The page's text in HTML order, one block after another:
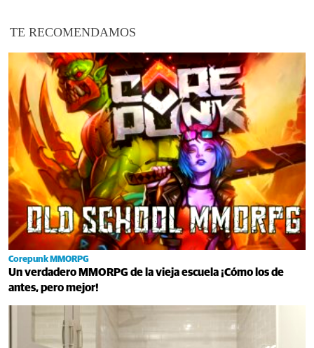
TE RECOMENDAMOS
Corepunk MMORPG
Un verdadero MMORPG de la vieja escuela ¡Cómo los de
antes, pero mejor!